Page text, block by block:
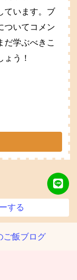
ています。ブ
ついてコメン
だ学ぶべきこ
う！
する
ご飯ブログ